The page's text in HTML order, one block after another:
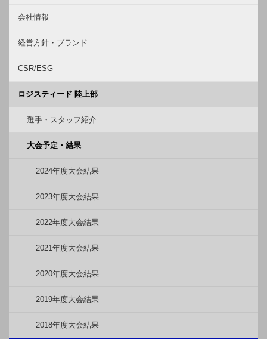
会社情報
経営方針・ブランド
CSR/ESG
ロジスティード 陸上部
選手・スタッフ紹介
大会予定・結果
2024年度大会結果
2023年度大会結果
2022年度大会結果
2021年度大会結果
2020年度大会結果
2019年度大会結果
2018年度大会結果